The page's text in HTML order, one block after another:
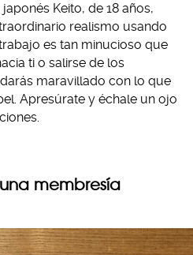
Keito, de 18 años,
realismo usando
es tan minucioso que
ti o salirse de los
maravillado con lo que
Apresúrate y échale un ojo
membresía